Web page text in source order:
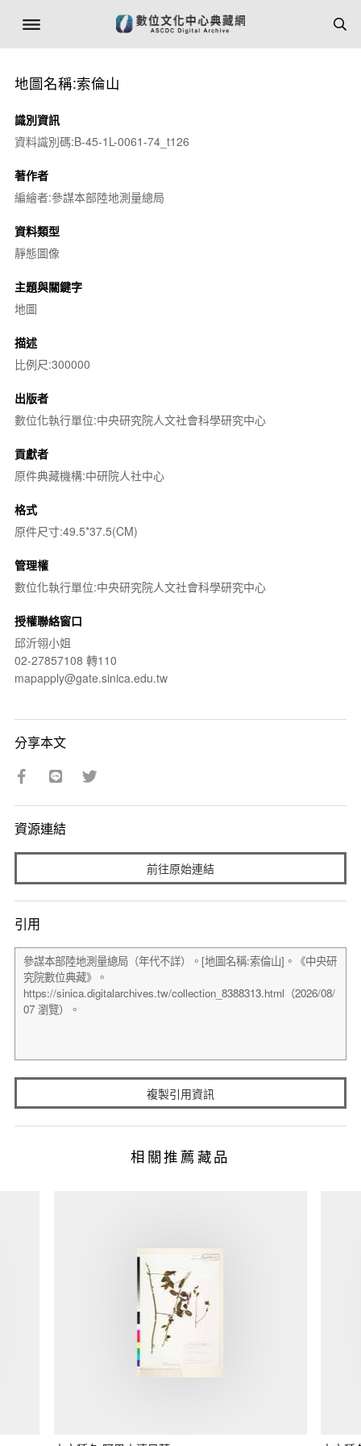
地圖名稱:索倫山
識別資訊
資料識別碼:B-45-1L-0061-74_t126
著作者
編繪者:參謀本部陸地測量總局
資料類型
靜態圖像
主題與關鍵字
地圖
描述
比例尺:300000
出版者
數位化執行單位:中央研究院人文社會科學研究中心
貢獻者
原件典藏機構:中研院人社中心
格式
原件尺寸:49.5*37.5(CM)
管理權
數位化執行單位:中央研究院人文社會科學研究中心
授權聯絡窗口
邱沂翎小姐
02-27857108 轉110
mapapply@gate.sinica.edu.tw
分享本文
資源連結
前往原始連結
引用
複製引用資訊
相關推薦藏品